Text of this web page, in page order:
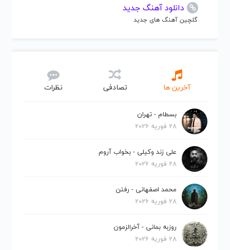
دانلود آهنگ جدید
گلچین آهنگ های جدید
آخرین ها تصادفی نظرات
بسطام - تهران
28 فوریه 2026
علی زند وکیلی - بخواب آروم
28 فوریه 2026
محمد اصفهانی - رفتن
28 فوریه 2026
روزبه بمانی - آخرالزمون
28 فوریه 2026